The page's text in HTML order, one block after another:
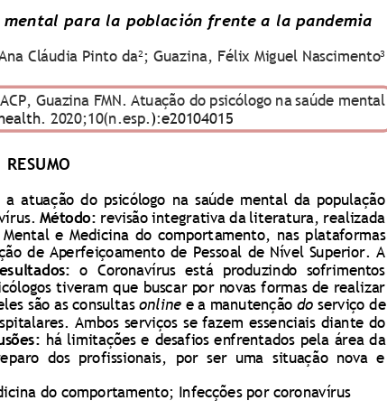
mental para la población frente a la pandemia
Cláudia Pinto da2; Guazina, Félix Miguel Nascimento3
Guazina FMN. Atuação do psicólogo na saúde mental
. 2020;10(n.esp. ):e20104015
RESUMO
atuação  do  psicólogo  na  saúde  mental  da  população
Método: revisão integrativa da literatura, realizada
e Medicina  do  comportamento,  nas  plataformas
de Aperfeiçoamento de Pessoal de Nível Superior . A
o Coronavírus  está  produzindo  sofrimentos
cólogos tiveram que buscar por novas formas de realizar
são as consultas online e a manutenção do serviço de
Ambos serviços se fazem essenciais diante do
há limitações e desafios enfrentados pela área da
dos  profissionais,  por  ser  uma  situação  nova  e
do comportamento; Infecções por coronavírus